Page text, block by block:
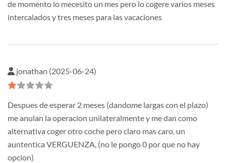
de momento lo mecesito un mes pero lo cogere varios meses
intercalados y tres meses para las vacaciones
jonathan (2025-06-24)
Despues de esperar 2 meses (dandome largas con el plazo)
me anulan la operacion unilateralmente y me dan como
alternativa coger otro coche pero claro mas caro. un
auntentica VERGUENZA, (no le pongo 0 por que no hay
opcion)